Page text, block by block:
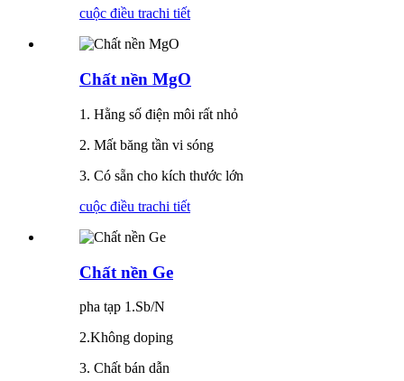
cuộc điều trachi tiết
Chất nền MgO
1. Hằng số điện môi rất nhỏ
2. Mất băng tần vi sóng
3. Có sẵn cho kích thước lớn
cuộc điều trachi tiết
Chất nền Ge
pha tạp 1.Sb/N
2.Không doping
3. Chất bán dẫn